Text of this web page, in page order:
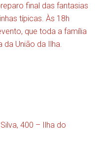
final das fantasias
típicas. Às 18h
que toda a família
da União da Ilha.
400 – Ilha do